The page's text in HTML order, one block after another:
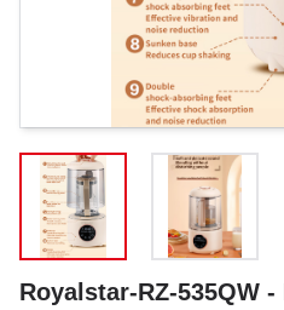
Royalstar-RZ-535QW